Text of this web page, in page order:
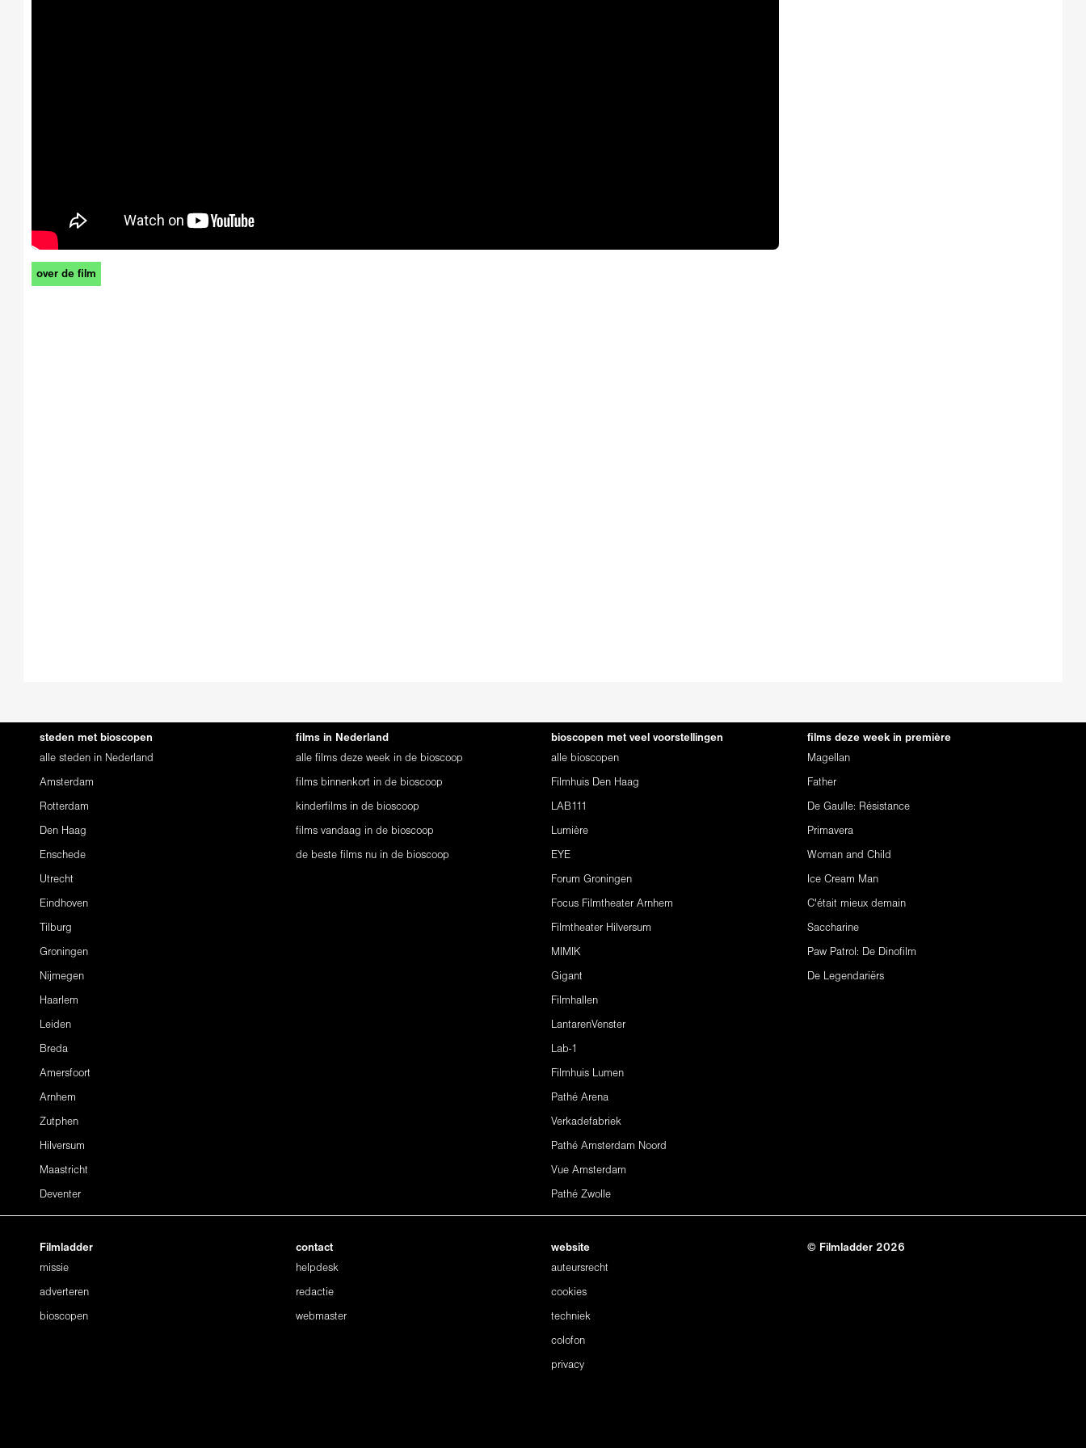
over de film
steden met bioscopen
alle steden in Nederland
Amsterdam
Rotterdam
Den Haag
Enschede
Utrecht
Eindhoven
Tilburg
Groningen
Nijmegen
Haarlem
Leiden
Breda
Amersfoort
Arnhem
Zutphen
Hilversum
Maastricht
Deventer
films in Nederland
alle films deze week in de bioscoop
films binnenkort in de bioscoop
kinderfilms in de bioscoop
films vandaag in de bioscoop
de beste films nu in de bioscoop
bioscopen met veel voorstellingen
alle bioscopen
Filmhuis Den Haag
LAB111
Lumière
EYE
Forum Groningen
Focus Filmtheater Arnhem
Filmtheater Hilversum
MIMIK
Gigant
Filmhallen
LantarenVenster
Lab-1
Filmhuis Lumen
Pathé Arena
Verkadefabriek
Pathé Amsterdam Noord
Vue Amsterdam
Pathé Zwolle
films deze week in première
Magellan
Father
De Gaulle: Résistance
Primavera
Woman and Child
Ice Cream Man
C'était mieux demain
Saccharine
Paw Patrol: De Dinofilm
De Legendariërs
Filmladder
missie
adverteren
bioscopen
contact
helpdesk
redactie
webmaster
website
auteursrecht
cookies
techniek
colofon
privacy
© Filmladder 2026